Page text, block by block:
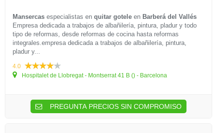
Mansercas especialistas en quitar gotele en Barberá del Vallés
Empresa dedicada a trabajos de albañilería, pintura, pladur y todo
tipo de reformas, desde reformas de cocina hasta reformas
integrales.empresa dedicada a trabajos de albañilería, pintura,
pladur y...
4.0
Hospitalet de Llobregat - Montserrat 41 B () - Barcelona
PREGUNTA PRECIOS SIN COMPROMISO